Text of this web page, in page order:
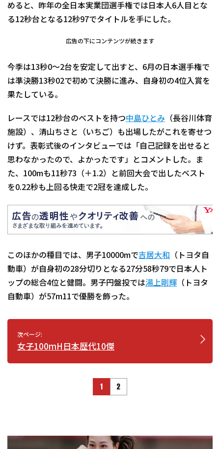
めると、昨年の全日本実業団選手権では日本人6人目とな
る12秒台となる12秒97でタイトルを手にした。
広告の下にコンテンツが続きます
今季は13秒0～2台を安定して出すと、6月の日本選手権で
は準決勝13秒02で初めて決勝に進み、自身初の4位入賞を
果たしている。
レースでは12秒台のベストを持つ中島ひとみ （長谷川体育
施設）、清山ちさと（いちご）も出場したがこれを寄せつ
けず。表彰式後のインタビューでは「自己記録を出せると
思わなかったので、よかったです」とコメントした。ま
た、100mも11秒73（＋1.2）と前回大会で出したベスト
を0.22秒も上回る快走で2冠を達成した。
このほかの種目では、男子10000mで吉居大和
（トヨタ自
動車）が自身初の28分切りとなる27分58秒79で日本人ト
ップの総合4位と健闘。男子円盤投では湯上剛輝 （トヨタ
自動車）が57m11で優勝を飾った。
次ページ:
女子100mH日本歴代10傑
1 2